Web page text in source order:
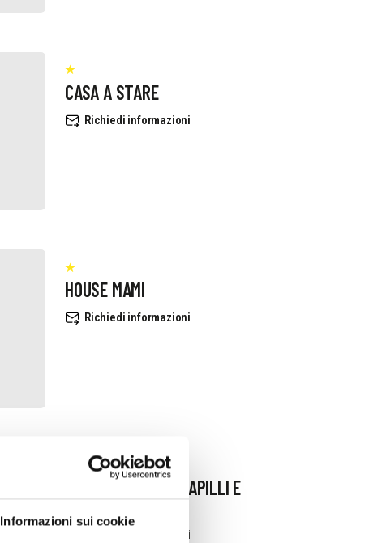
Informazioni sui cookie
CASA A STARE
Richiedi informazioni
HOUSE MAMI
Richiedi informazioni
ALBERO DI GIADA LAPILLI E
CORALLI
Richiedi informazioni